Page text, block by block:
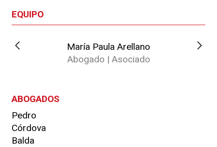
EQUIPO
María Paula Arellano
Abogado | Asociado
ABOGADOS
Pedro
Córdova
Balda